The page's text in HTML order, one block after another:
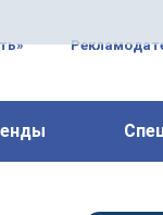
работают на